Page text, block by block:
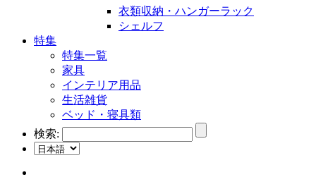
衣類収納・ハンガーラック
シェルフ
特集
特集一覧
家具
インテリア用品
生活雑貨
ベッド・寝具類
検索: